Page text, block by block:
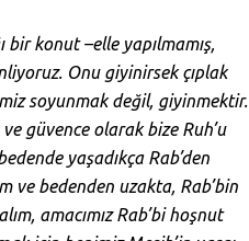
bir konut –elle yapılmamış,
Onu giyinirsek çıplak
soyunmak değil, giyinmektir.
güvence olarak bize Ruh’u
yaşadıkça Rab’den
ve bedenden uzakta, Rab’bin
amacımız Rab’bi hoşnut